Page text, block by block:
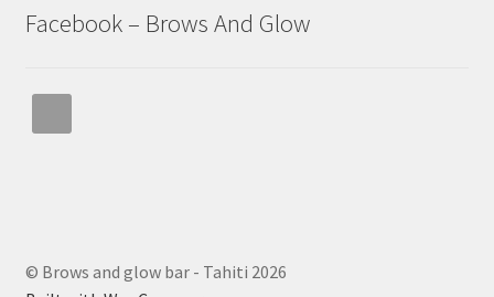
Facebook – Brows And Glow
© Brows and glow bar - Tahiti 2026